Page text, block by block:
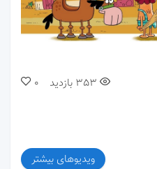
00:00 01:15
0 353 بازدید
ویدیوهای بیشتر